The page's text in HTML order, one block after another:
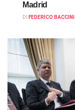
Madrid
DI FEDERICO BACCINI